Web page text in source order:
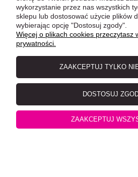
wykorzystanie przez nas wszystkich
sklepu lub dostosować użycie plików
wybierając opcję "Dostosuj zgody".
Więcej o plikach cookies przeczytasz
prywatności.
ZAAKCEPTUJ TYLKO
DOSTOSUJ
ZAAKCEPTUJ